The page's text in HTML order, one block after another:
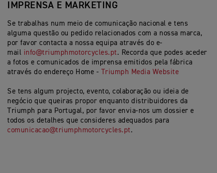
IMPRENSA E MARKETING
Se trabalhas num meio de comunicação nacional e tens
alguma questão ou pedido relacionados com a nossa marca,
por favor contacta a nossa equipa através do e-
mail info@triumphmotorcycles.pt. Recorda que podes aceder
a fotos e comunicados de imprensa emitidos pela fábrica
através do endereço Home -
Triumph Media Website
Se tens algum projecto, evento, colaboração ou ideia de
negócio que queiras propor enquanto distribuidores da
Triumph para Portugal, por favor envia-nos um dossier e
todos os detalhes que consideres adequados para
comunicacao@triumphmotorcycles.pt.